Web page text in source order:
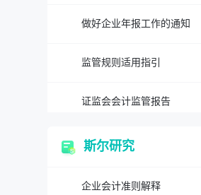
做好企业年报工作的通知
监管规则适用指引
证监会会计监管报告
企业会计准则实施情况分析
可持续披露准则及应用指南
斯尔研究
企业会计准则解释